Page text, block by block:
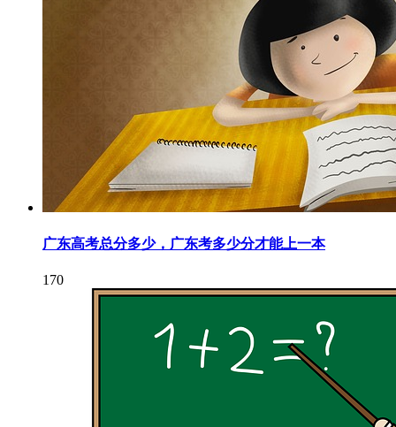
广东高考总分多少，广东考多少分才能上一本
170